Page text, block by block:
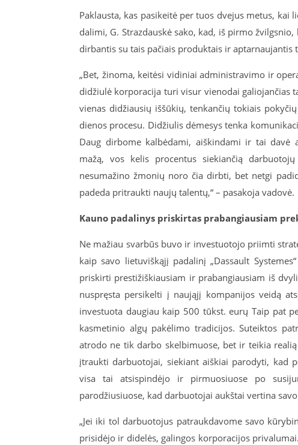
Paklausta, kas pasikeitė per tuos dvejus metus, kai
dalimi, G. Strazdauskė sako, kad, iš pirmo
dirbantis su tais pačiais produktais ir aptarnaujantis
„Bet, žinoma, keitėsi vidiniai administravimo ir
didžiulė korporacija turi visur vienodai galiojančias
vienas didžiausių iššūkių, tenkančių tokiais
dienos procesu. Didžiulis dėmesys tenka
Daug dirbome kalbėdami, aiškindami ir tai davė
mažą, vos kelis procentus siekiančią
nesumažino žmonių noro čia dirbti, bet netgi
padeda pritraukti naujų talentų,“ – pasakoja vadovė.
Kauno padalinys priskirtas prabangiausiam
Ne mažiau svarbūs buvo ir investuotojo priimti
kaip savo lietuviškąjį padalinį „Dassault
priskirti prestižiškiausiam ir prabangiausiam iš
nuspręsta persikelti į naująjį kompanijos veidą
investuota daugiau kaip 500 tūkst. eurų Taip pat
kasmetinio algų pakėlimo tradicijos. Suteiktos
atrodo ne tik darbo skelbimuose, bet ir teikia
įtraukti darbuotojai, siekiant aiškiai parodyti, kad
visa tai atsispindėjo ir pirmuosiuose po
parodžiusiuose, kad darbuotojai aukštai vertina
„Jei iki tol darbuotojus patraukdavome savo
prisidėjo ir didelės, galingos korporacijos